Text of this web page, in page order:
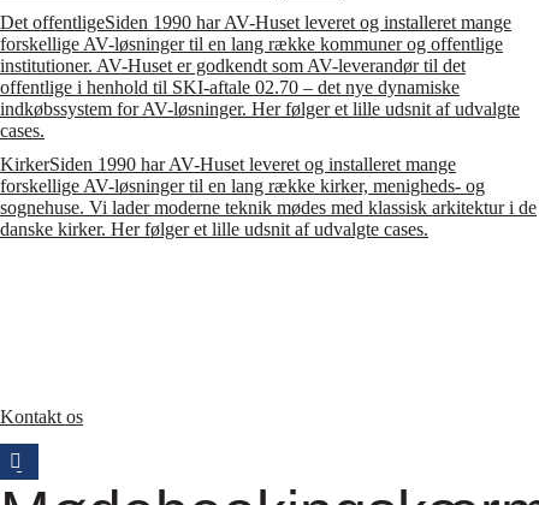
Det offentligeSiden 1990 har AV-Huset leveret og installeret mange
forskellige AV-løsninger til en lang række kommuner og offentlige
institutioner. AV-Huset er godkendt som AV-leverandør til det
offentlige i henhold til SKI-aftale 02.70 – det nye dynamiske
indkøbssystem for AV-løsninger. Her følger et lille udsnit af udvalgte
cases.
KirkerSiden 1990 har AV-Huset leveret og installeret mange
forskellige AV-løsninger til en lang række kirker, menigheds- og
sognehuse. Vi lader moderne teknik mødes med klassisk arkitektur i de
danske kirker. Her følger et lille udsnit af udvalgte cases.
Kontakt os